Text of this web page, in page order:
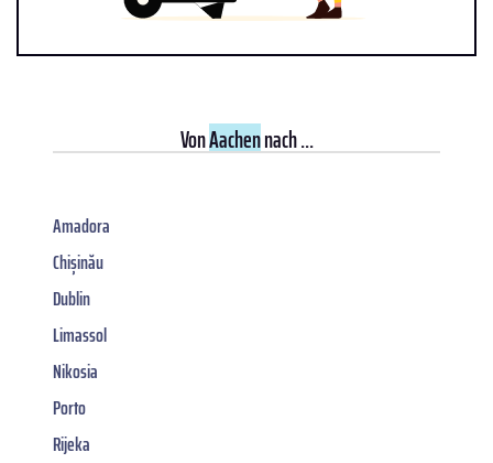
VonAachennach ...
Amadora
Chișinău
Dublin
Limassol
Nikosia
Porto
Rijeka